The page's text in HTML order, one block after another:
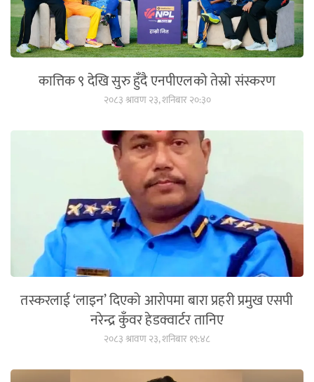
कात्तिक ९ देखि सुरु हुँदै एनपीएलको तेस्रो संस्करण
२०८३ श्रावण २३, शनिबार २०:३०
तस्करलाई ‘लाइन’ दिएको आरोपमा बारा प्रहरी प्रमुख एसपी
नरेन्द्र कुँवर हेडक्वार्टर तानिए
२०८३ श्रावण २३, शनिबार १९:४८